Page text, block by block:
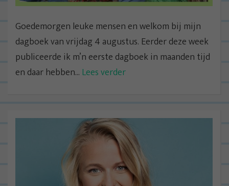
Goedemorgen leuke mensen en welkom bij mijn
dagboek van vrijdag 4 augustus. Eerder deze week
publiceerde ik m’n eerste dagboek in maanden tijd
en daar hebben... Lees verder